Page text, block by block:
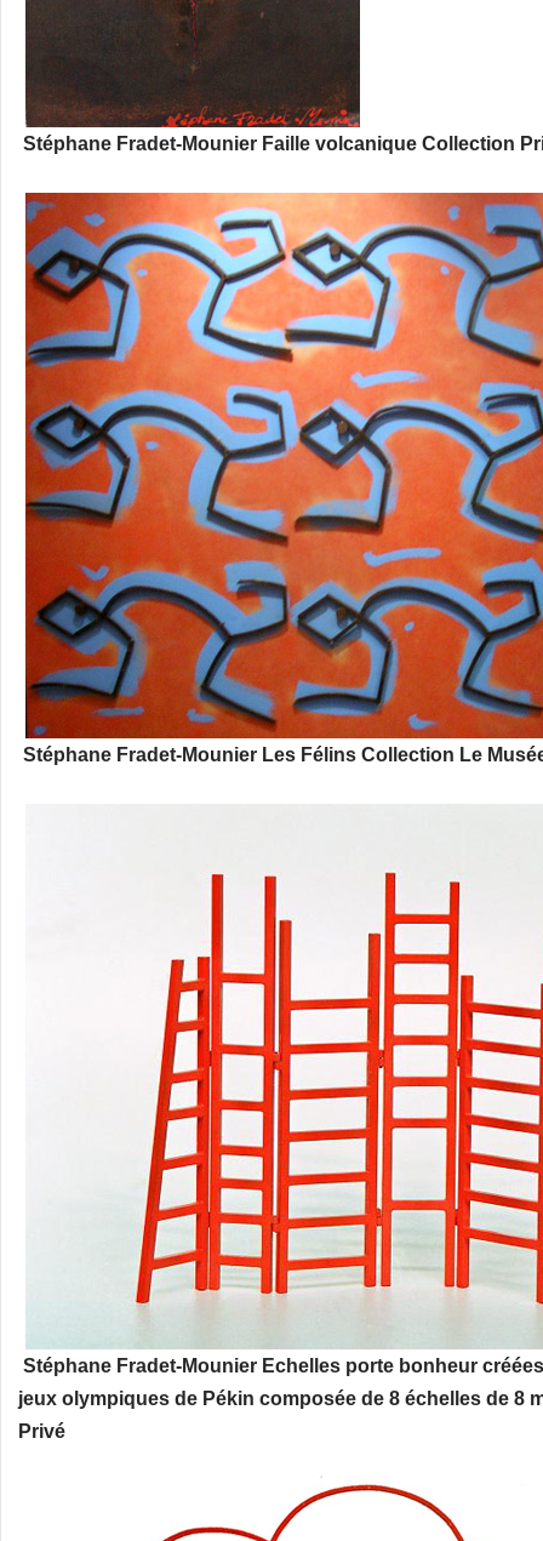
Stéphane Fradet-Mounier Faille volcanique Collection
Stéphane Fradet-Mounier Les Félins Collection Le
Stéphane Fradet-Mounier Echelles porte bonheur
jeux olympiques de Pékin composée de 8 échelles de 8
Privé